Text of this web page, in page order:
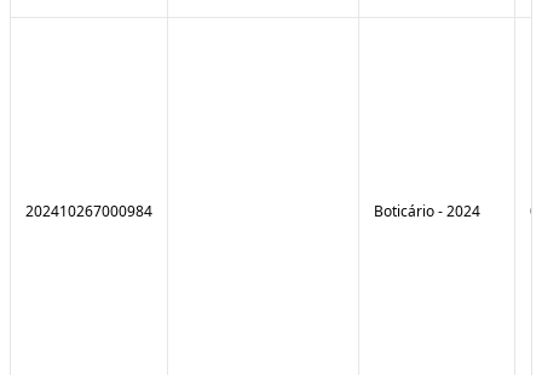
202410267000984 Boticário - 2024